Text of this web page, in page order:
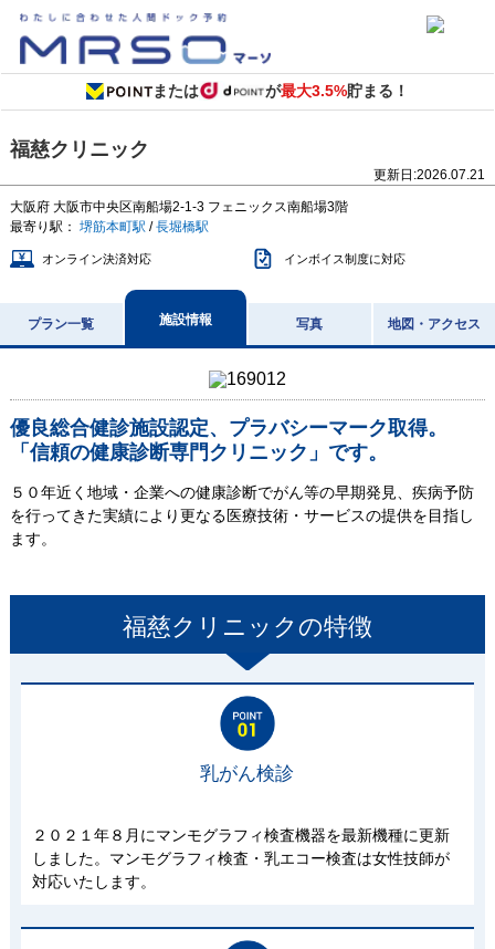
または が最大3.5%貯まる！
福慈クリニック
更新日:2026.07.21
大阪府 大阪市中央区南船場2-1-3 フェニックス南船場3階
最寄り駅： 堺筋本町駅 /長堀橋駅
オンライン決済対応 インボイス制度に対応
プラン一覧 施設情報 写真 地図・アクセス
優良総合健診施設認定、プラバシーマーク取得。
「信頼の健康診断専門クリニック」です。
５０年近く地域・企業への健康診断でがん等の早期発見、疾病予防
を行ってきた実績により更なる医療技術・サービスの提供を目指し
ます。
福慈クリニックの特徴
乳がん検診
２０２１年８月にマンモグラフィ検査機器を最新機種に更新
しました。マンモグラフィ検査・乳エコー検査は女性技師が
対応いたします。